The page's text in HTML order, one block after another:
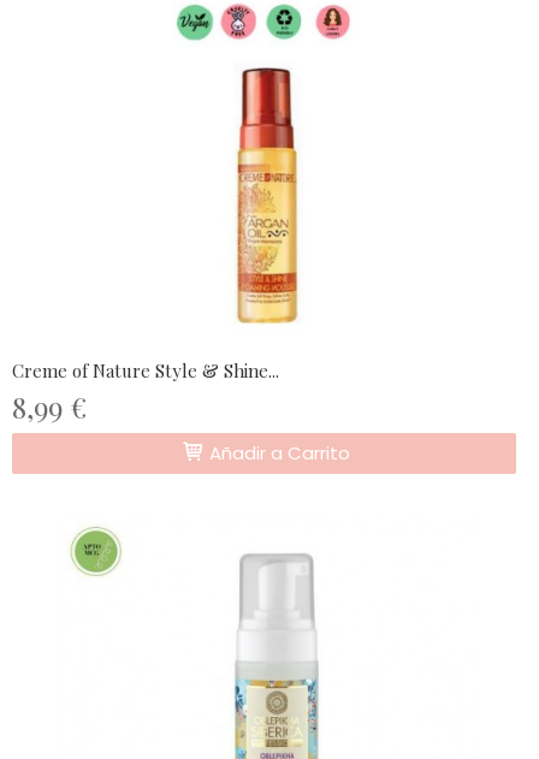
Creme of Nature Style & Shine...
8,99 €
Añadir a Carrito